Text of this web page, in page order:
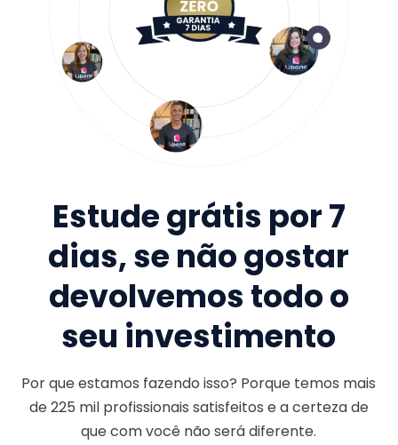
Estude grátis por 7
dias, se não gostar
devolvemos todo o
seu investimento
Por que estamos fazendo isso? Porque temos mais
de225 milprofissionais satisfeitos e a certeza de
que com você não será diferente.